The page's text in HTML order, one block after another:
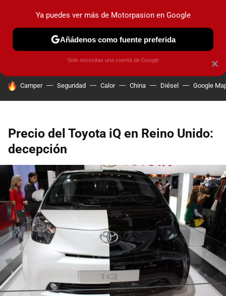
PRUEBAS COCHES ELÉCTRICOS OBSERVATORIO
HOY SE HABLA DE
Camper Seguridad Calor China Diésel Google
Precio del Toyota iQ en Reino Unido:
decepción
×
Ya puedes ver más de Motorpasion en Google
Añádenos como fuente preferida
Solo necesitas una cuenta de Google